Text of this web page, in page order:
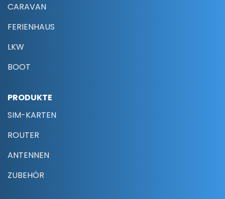
CARAVAN
FERIENHAUS
LKW
BOOT
PRODUKTE
SIM-KARTEN
ROUTER
ANTENNEN
ZUBEHÖR